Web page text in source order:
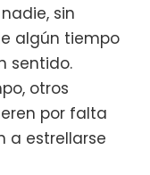
sin
algún tiempo
sentido.
otros
por falta
a estrellarse